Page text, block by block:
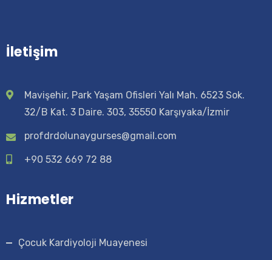
İletişim
Mavişehir, Park Yaşam Ofisleri Yalı Mah. 6523 Sok.
32/B Kat. 3 Daire. 303, 35550 Karşıyaka/İzmir
profdrdolunaygurses@gmail.com
+90 532 669 72 88
Hizmetler
Çocuk Kardiyoloji Muayenesi